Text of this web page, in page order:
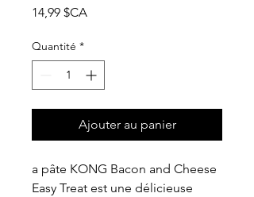
14,99 $CAPrix
Quantité *
Ajouter au panier
a pâte KONG Bacon and Cheese
Easy Treat est une délicieuse